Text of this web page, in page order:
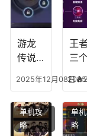
游龙
传说
能，
游龙
传说
2025年12月08日
王
三
加
点
王
技
单机攻
略
单
略